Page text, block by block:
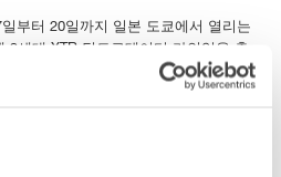
부터 20일까지 일본 도쿄에서 열리는
3세대 XTR 틸트로테이터 라인업을 출
의 전시, 퀀텀커넥트
레젠테이션, 스틸리스트 틸트로테이터
참가 비중을 가져옵니다. CSPI-